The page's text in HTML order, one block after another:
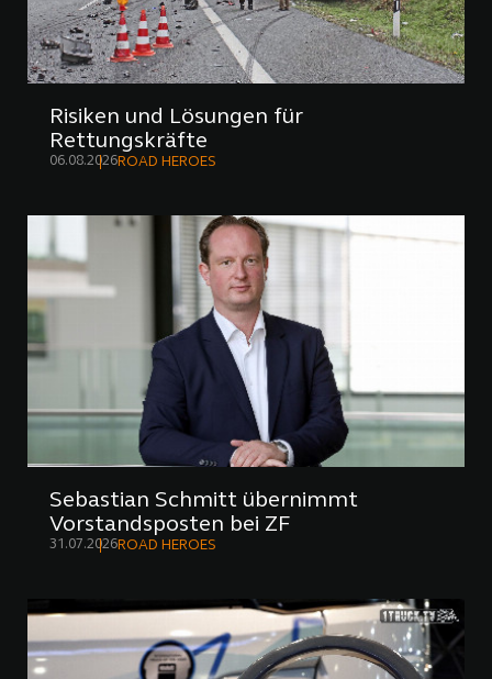
Risiken und Lösungen für
Rettungskräfte
06.08.2026ROAD HEROES
Sebastian Schmitt übernimmt
Vorstandsposten bei ZF
31.07.2026ROAD HEROES